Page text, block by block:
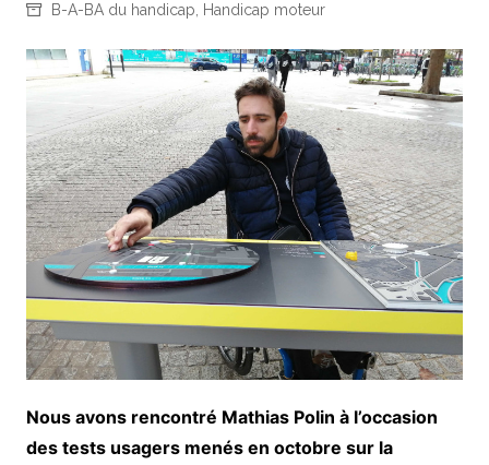
B-A-BA du handicap
Handicap moteur
Nous avons rencontré Mathias Polin à l’occasion
des tests usagers menés en octobre sur la